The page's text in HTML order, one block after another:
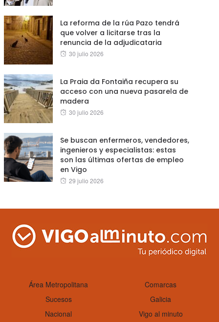
La reforma de la rúa Pazo tendrá
que volver a licitarse tras la
renuncia de la adjudicataria
Posted
30 julio 2026
La Praia da Fontaiña recupera su
acceso con una nueva pasarela de
madera
Posted
30 julio 2026
Se buscan enfermeros, vendedores,
ingenieros y especialistas: estas
son las últimas ofertas de empleo
en Vigo
Posted
29 julio 2026
Área Metropolitana
Comarcas
Sucesos
Galicia
Nacional
Vigo al minuto